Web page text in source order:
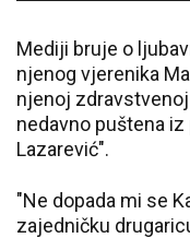
Mediji bruje o
njenog vjerenika
njenoj
nedavno puštena
Lazarević".
"Ne dopada mi se
zajedničku